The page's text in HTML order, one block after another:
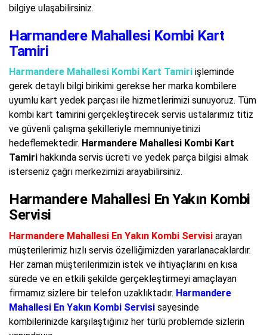
bilgiye ulaşabilirsiniz.
Harmandere Mahallesi Kombi Kart
Tamiri
Harmandere Mahallesi Kombi Kart Tamiri işleminde
gerek detaylı bilgi birikimi gerekse her marka kombilere
uyumlu kart yedek parçası ile hizmetlerimizi sunuyoruz. Tüm
kombi kart tamirini gerçekleştirecek servis ustalarımız titiz
ve güvenli çalışma şekilleriyle memnuniyetinizi
hedeflemektedir. Harmandere Mahallesi Kombi Kart
Tamiri hakkında servis ücreti ve yedek parça bilgisi almak
isterseniz çağrı merkezimizi arayabilirsiniz.
Harmandere Mahallesi En Yakın Kombi
Servisi
Harmandere Mahallesi En Yakın Kombi Servisi arayan
müşterilerimiz hızlı servis özelliğimizden yararlanacaklardır.
Her zaman müşterilerimizin istek ve ihtiyaçlarını en kısa
sürede ve en etkili şekilde gerçekleştirmeyi amaçlayan
firmamız sizlere bir telefon uzaklıktadır. Harmandere
Mahallesi En Yakın Kombi Servisi sayesinde
kombilerinizde karşılaştığınız her türlü problemde sizlerin